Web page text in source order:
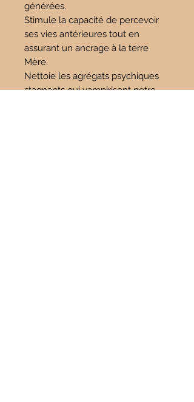
générées.
Stimule la capacité de percevoir
ses vies antérieures tout en
assurant un ancrage à la terre
Mère.
Nettoie les agrégats psychiques
stagnants qui vampirisent notre